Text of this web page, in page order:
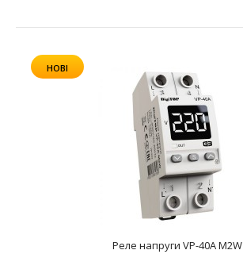
НОВІ
Реле напруги VP-40A M2W